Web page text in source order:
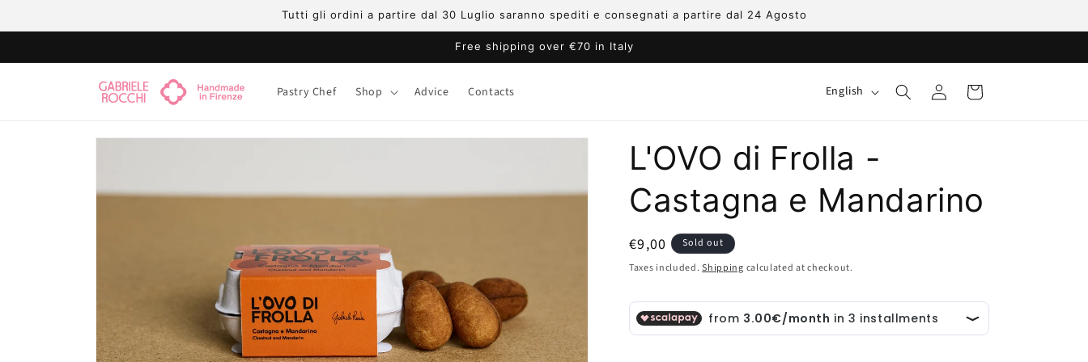
Tutti gli ordini a partire dal 30 Luglio saranno spediti e consegnati a partire dal 24 Agosto
Free shipping over €70 in Italy
Pastry Chef Shop Advice Contacts
L
g
u
a
e
English
Log
in
Cart
Skip to
L'OVO di Frolla -
Castagna e Mandarino
Regular
price
€9,00
Sold out
Taxes included.Shipping calculated at checkout.